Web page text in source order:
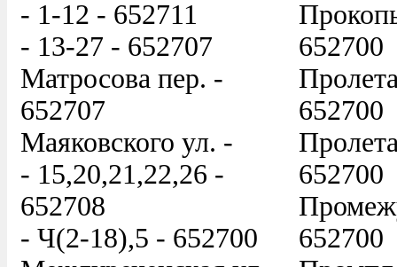
- 1-12 - 652711
- 13-27 - 652707
Матросова пер. -
652707
Маяковского ул. -
- 15,20,21,22,26 -
652708
- Ч(2-18),5 - 652700
652700
652700
652700
652700